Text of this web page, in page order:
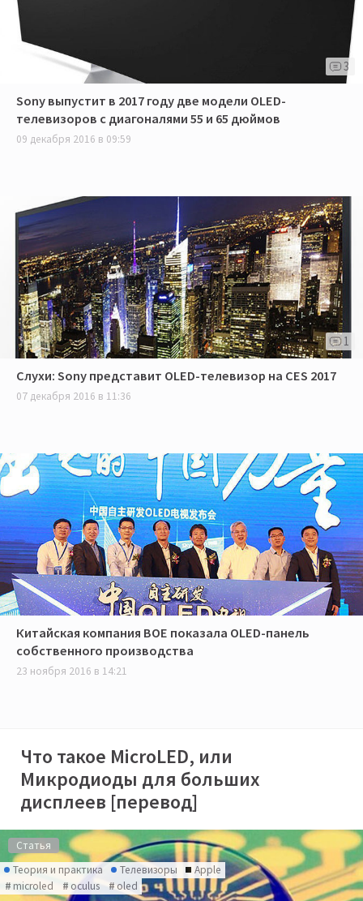
3
Sony выпустит в 2017 году две модели OLED-
телевизоров с диагоналями 55 и 65 дюймов
09 декабря 2016 в 09:59
1
Слухи: Sony представит OLED-телевизор на CES 2017
07 декабря 2016 в 11:36
Китайская компания BOE показала OLED-панель
собственного производства
23 ноября 2016 в 14:21
Что такое MicroLED, или
Микродиоды для больших
дисплеев [перевод]
Статья
Теория и практика
Телевизоры
Apple
microled
oculus oled